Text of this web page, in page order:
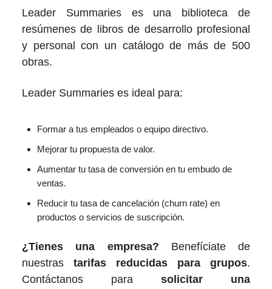
Leader Summaries es una biblioteca de
resúmenes de libros de desarrollo profesional
y personal con un catálogo de más de 500
obras.
Leader Summaries es ideal para:
Formar a tus empleados o equipo directivo.
Mejorar tu propuesta de valor.
Aumentar tu tasa de conversión en tu embudo de
ventas.
Reducir tu tasa de cancelación (churn rate) en
productos o servicios de suscripción.
¿Tienes una empresa? Benefíciate de
nuestras tarifas reducidas para grupos.
Contáctanos para solicitar una